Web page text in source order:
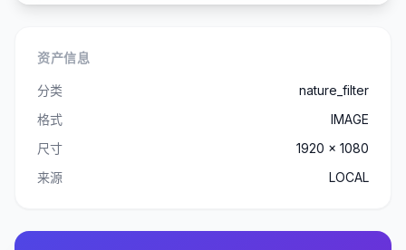
资产信息
分类
nature_filter
格式
IMAGE
尺寸
1920 x 1080
来源
LOCAL